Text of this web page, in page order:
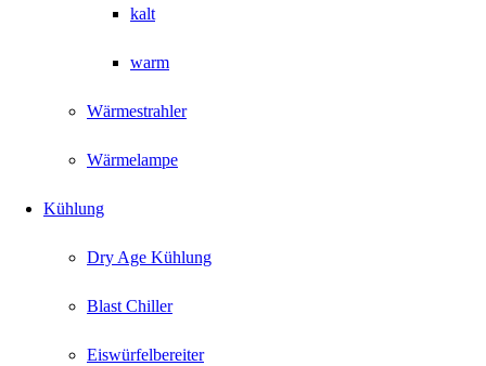
kalt
warm
Wärmestrahler
Wärmelampe
Kühlung
Dry Age Kühlung
Blast Chiller
Eiswürfelbereiter